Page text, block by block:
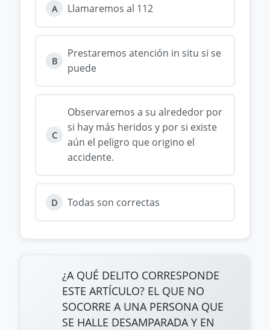
A Llamaremos al 112
B
Prestaremos atención in situ si se
puede
C
Observaremos a su alrededor por
si hay más heridos y por si existe
aún el peligro que origino el
accidente.
D Todas son correctas
¿A QUÉ DELITO CORRESPONDE
ESTE ARTÍCULO? EL QUE NO
SOCORRE A UNA PERSONA QUE
SE HALLE DESAMPARADA Y EN